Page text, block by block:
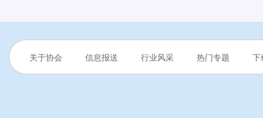
关于协会 信息报送 行业风采 热门专题 下